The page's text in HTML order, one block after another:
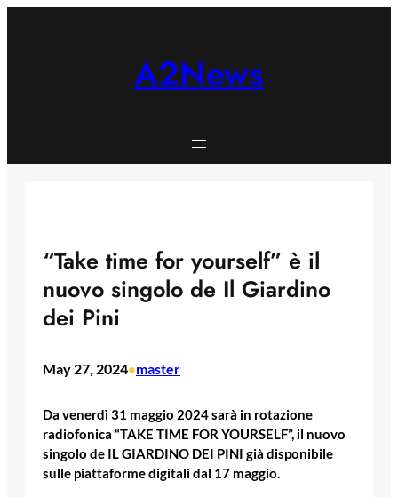
A2News
“Take time for yourself” è il
nuovo singolo de Il Giardino
dei Pini
May 27, 2024•master
Da venerdì 31 maggio 2024 sarà in rotazione
radiofonica “TAKE TIME FOR YOURSELF”, il nuovo
singolo de IL GIARDINO DEI PINI già disponibile
sulle piattaforme digitali dal 17 maggio.